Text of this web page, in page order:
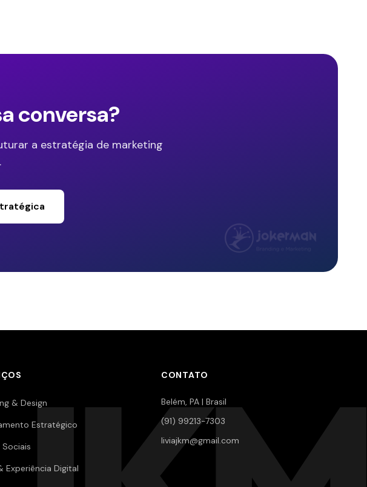
conversa?
a estratégia de marketing
& Design
Estratégico
Experiência Digital
CONTATO
Belém, PA | Brasil
(91) 99213-7303
liviajkm@gmail.com